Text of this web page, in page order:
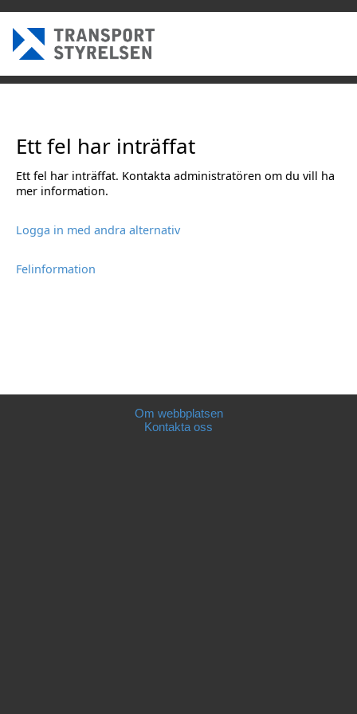
Ett fel har inträffat
Ett fel har inträffat. Kontakta administratören om du vill ha
mer information.
Logga in med andra alternativ
Felinformation
Om webbplatsen
Kontakta oss